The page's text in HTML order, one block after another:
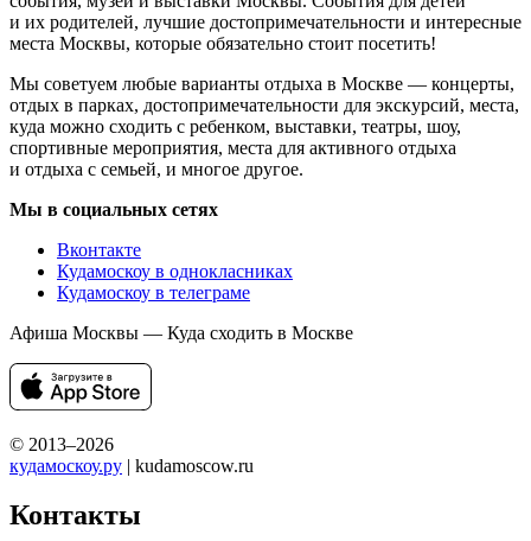
и их родителей, лучшие достопримечательности и интересные
места Москвы, которые обязательно стоит посетить!
Мы советуем любые варианты отдыха в Москве — концерты,
отдых в парках, достопримечательности для экскурсий, места,
куда можно сходить с ребенком, выставки, театры, шоу,
спортивные мероприятия, места для активного отдыха
и отдыха с семьей, и многое другое.
Мы в социальных сетях
Вконтакте
Кудамоскоу в однокласниках
Кудамоскоу в телеграме
Афиша Москвы — Куда сходить в Москве
© 2013–2026
кудамоскоу.ру | kudamoscow.ru
Контакты